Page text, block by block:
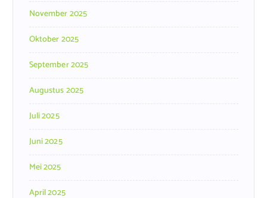
November 2025
Oktober 2025
September 2025
Augustus 2025
Juli 2025
Juni 2025
Mei 2025
April 2025